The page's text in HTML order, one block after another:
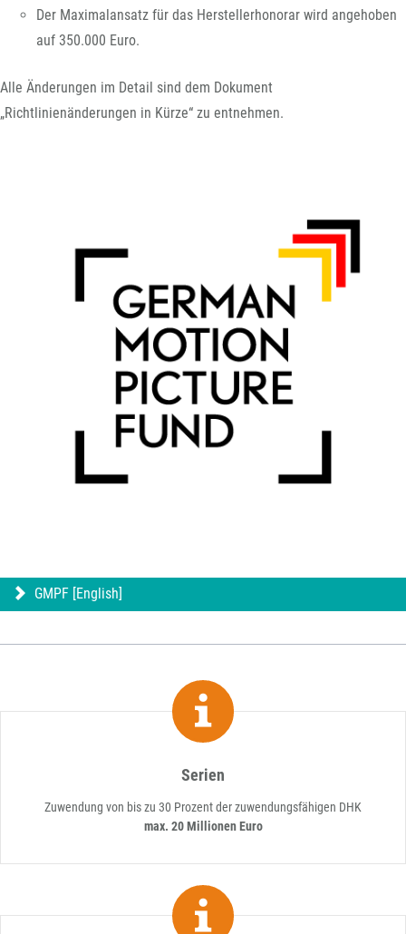
Der Maximalansatz für das Herstellerhonorar wird angehoben
auf 350.000 Euro.
Alle Änderungen im Detail sind dem Dokument
„Richtlinienänderungen in Kürze“ zu entnehmen.
GMPF [English]
Serien
Zuwendung von bis zu 30 Prozent der zuwendungsfähigen DHK
max. 20 Millionen Euro